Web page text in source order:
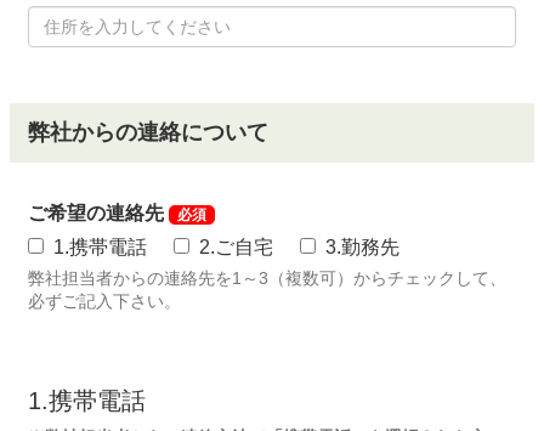
弊社からの連絡について
ご希望の連絡先 必須
1.携帯電話 2.ご自宅 3.勤務先
弊社担当者からの連絡先を1～3（複数可）からチェックして、
必ずご記入下さい。
1.携帯電話